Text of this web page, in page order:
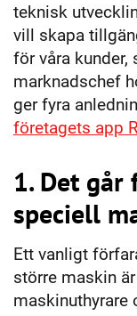
teknisk
vill skapa
för våra kunder,
marknadschef
ger fyra
företagets app
1. Det går
speciell
Ett vanligt
större maskin
maskinuthyrare